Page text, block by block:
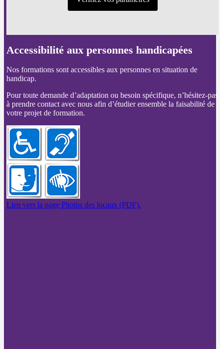
Accessibilité aux personnes handicapées
Nos formations sont accessibles aux personnes en situation de
handicap.
Pour toute demande d’adaptation ou besoin spécifique, n’hésitez-pas
à prendre contact avec nous afin d’étudier ensemble la faisabilité de
votre projet de formation.
Lien vers la page Photos des locaux (PDF).